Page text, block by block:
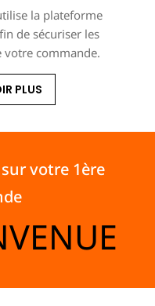
la plateforme
de sécuriser les
votre commande.
PLUS
votre 1ère